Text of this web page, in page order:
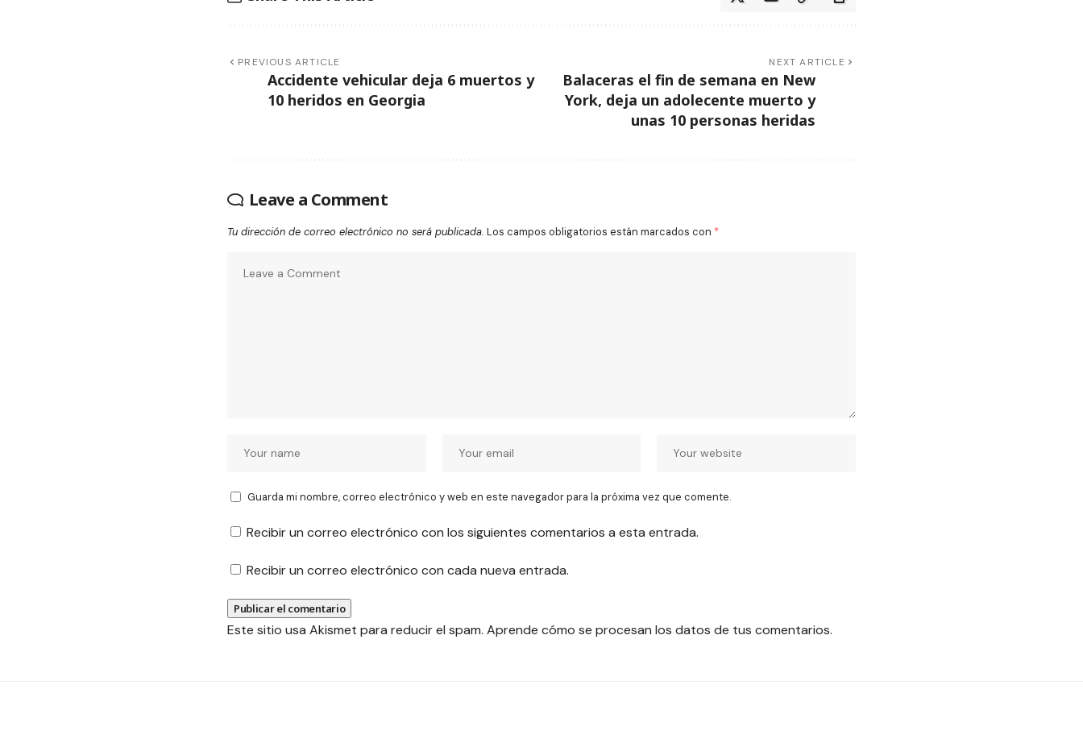
PREVIOUS ARTICLE
Accidente vehicular deja 6 muertos y
10 heridos en Georgia
NEXT ARTICLE
Balaceras el fin de semana en New
York, deja un adolecente muerto y
unas 10 personas heridas
Leave a Comment
Tu dirección de correo electrónico no será publicada. Los campos obligatorios están marcados con *
Guarda mi nombre, correo electrónico y web en este navegador para la próxima vez que comente.
Recibir un correo electrónico con los siguientes comentarios a esta entrada.
Recibir un correo electrónico con cada nueva entrada.
Este sitio usa Akismet para reducir el spam. Aprende cómo se procesan los datos de tus comentarios.